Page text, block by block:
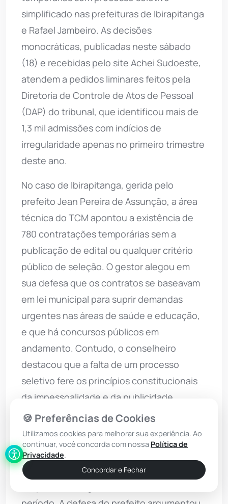
simplificado nas prefeituras de Ibirapitanga
e Rafael Jambeiro. As decisões
monocráticas, publicadas neste sábado
(18) e recebidas pelo site Achei Sudoeste,
atendem a pedidos liminares feitos pela
Diretoria de Controle de Atos de Pessoal
(DAP) do tribunal, que identificou mais de
1,3 mil admissões com indícios de
irregularidade apenas no primeiro trimestre
deste ano.
No caso de Ibirapitanga, gerida pelo
prefeito Jean Pereira de Assunção, a área
técnica do TCM apontou a existência de
780 contratações temporárias sem a
publicação de edital ou qualquer critério
público de seleção. O gestor alegou em
sua defesa que os contratos se baseavam
em lei municipal para suprir demandas
urgentes nas áreas de saúde e educação,
e que há concursos públicos em
andamento. Contudo, o conselheiro
destacou que a falta de um processo
seletivo fere os princípios constitucionais
da impessoalidade e da publicidade.
Situação semelhante foi registrada em
Rafael Jambeiro, sob a gestão do prefeito
Marinalvo Fernandes Serra. O município
realizou 583 contratações temporárias sob
🍪 Preferências de Cookies
Utilizamos cookies para melhorar sua experiência. Ao
continuar, você concorda com nossa Política de
Privacidade.
Concordar e Fechar